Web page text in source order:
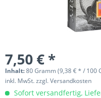
7,50 € *
Inhalt:80 Gramm (9,38 € * / 100
inkl. MwSt.zzgl. Versandkosten
Sofort versandfertig,